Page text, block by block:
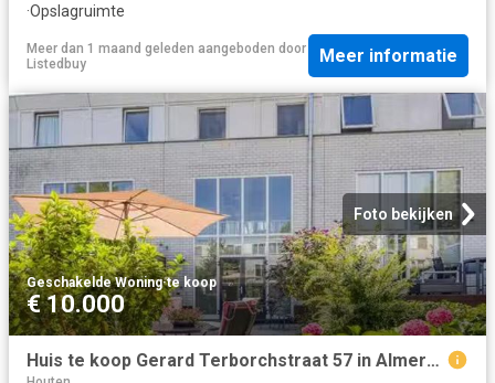
·Opslagruimte
Meer dan 1 maand geleden aangeboden door
Listedbuy
Meer informatie
Foto bekijken
Geschakelde Woning·te koop
€ 10.000
Huis te koop Gerard Terborchstraat 57 in Almere voor € 395.000